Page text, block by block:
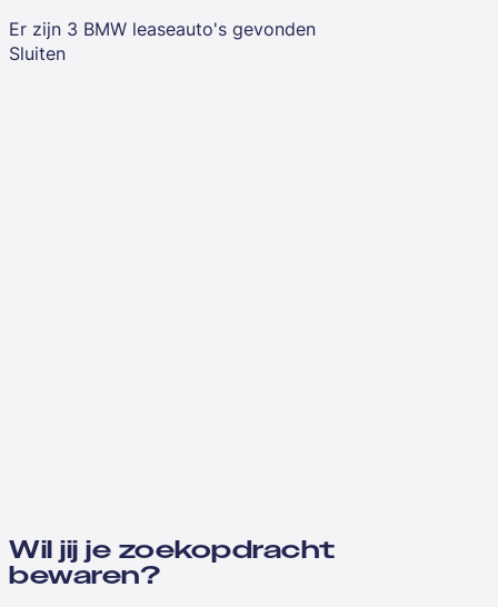
Er zijn 3 BMW leaseauto's gevonden
Sluiten
Wil jij je zoekopdracht
bewaren?